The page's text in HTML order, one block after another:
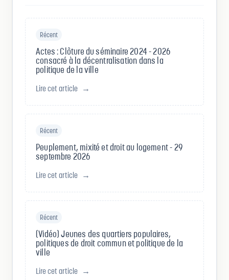
Récent
Actes : Clôture du séminaire 2024 - 2026
consacré à la décentralisation dans la
politique de la ville
Lire cet article →
Récent
Peuplement, mixité et droit au logement - 29
septembre 2026
Lire cet article →
Récent
(Vidéo) Jeunes des quartiers populaires,
politiques de droit commun et politique de la
ville
Lire cet article →